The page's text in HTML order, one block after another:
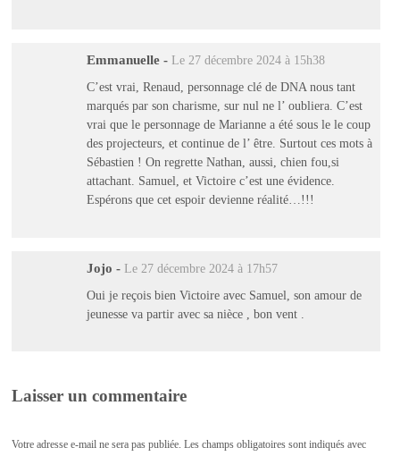
Emmanuelle - Le 27 décembre 2024 à 15h38
C’est vrai, Renaud, personnage clé de DNA nous tant
marqués par son charisme, sur nul ne l’ oubliera. C’est
vrai que le personnage de Marianne a été sous le le coup
des projecteurs, et continue de l’ être. Surtout ces mots à
Sébastien ! On regrette Nathan, aussi, chien fou,si
attachant. Samuel, et Victoire c’est une évidence.
Espérons que cet espoir devienne réalité…!!!
Jojo - Le 27 décembre 2024 à 17h57
Oui je reçois bien Victoire avec Samuel, son amour de
jeunesse va partir avec sa nièce , bon vent .
Laisser un commentaire
Votre adresse e-mail ne sera pas publiée. Les champs obligatoires sont indiqués avec